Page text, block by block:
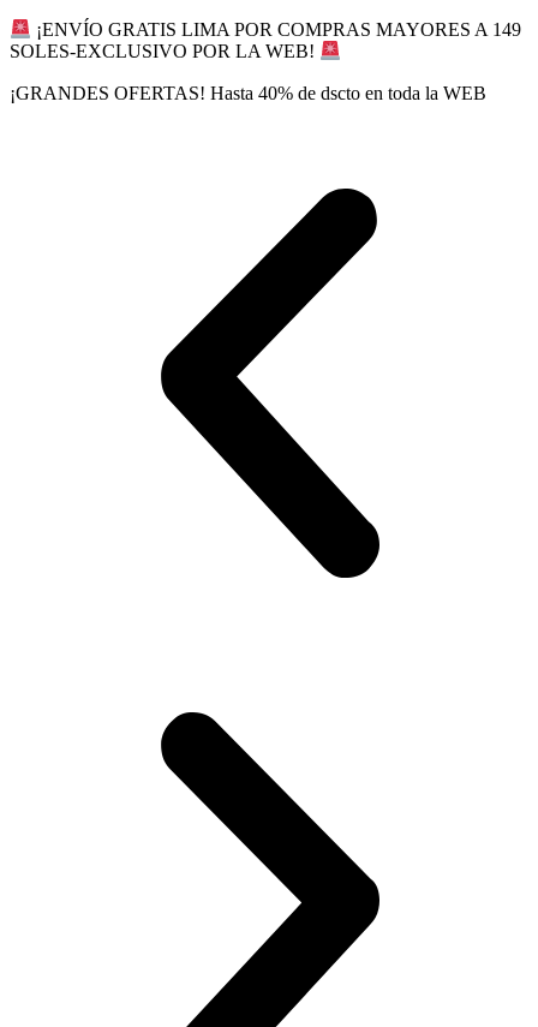
Ir
al
¡ENVÍO GRATIS LIMA POR COMPRAS MAYORES A 149
SOLES-EXCLUSIVO POR LA WEB!
¡GRANDES OFERTAS! Hasta 40% de dscto en toda la WEB